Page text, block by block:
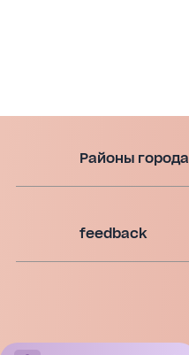
Районы города
feedback